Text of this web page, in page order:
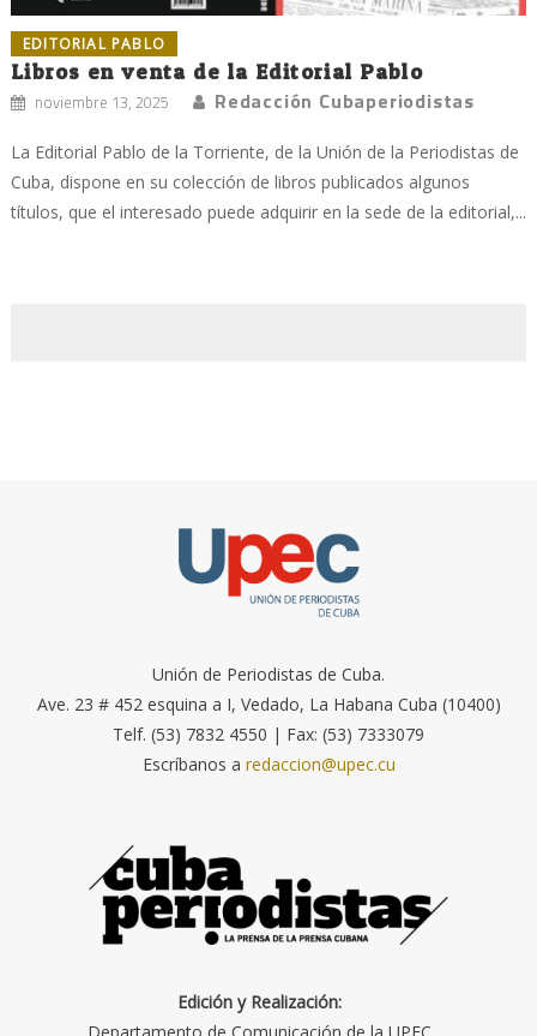
EDITORIAL PABLO
Libros en venta de la Editorial Pablo
noviembre 13, 2025 Redacción Cubaperiodistas
La Editorial Pablo de la Torriente, de la Unión de la Periodistas de
Cuba, dispone en su colección de libros publicados algunos
títulos, que el interesado puede adquirir en la sede de la editorial,...
Unión de Periodistas de Cuba.
Ave. 23 # 452 esquina a I, Vedado, La Habana Cuba (10400)
Telf. (53) 7832 4550 | Fax: (53) 7333079
Escríbanos a redaccion@upec.cu
Edición y Realización: